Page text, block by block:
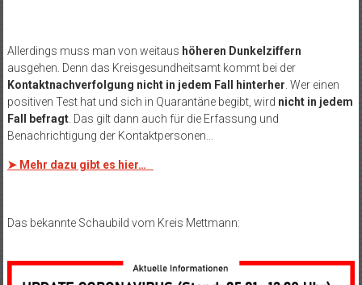
Allerdings muss man von weitaus höheren Dunkelziffern
ausgehen. Denn das Kreisgesundheitsamt kommt bei der
Kontaktnachverfolgung nicht in jedem Fall hinterher . Wer einen
positiven Test hat und sich in Quarantäne begibt, wird nicht in jedem
Fall befragt. Das gilt dann auch für die Erfassung und
Benachrichtigung der Kontaktpersonen…
➤ Mehr dazu gibt es hier…
Das bekannte Schaubild vom Kreis Mettmann: